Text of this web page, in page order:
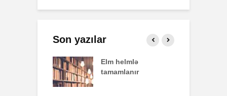
Son yazılar
Elm helmlə
tamamlanır